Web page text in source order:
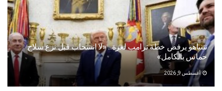
نتنياهو يرفض خطة ترامب لغزة.. «لا انسحاب قبل نزع سلاح
حماس بالكامل»
أغسطس 9, 2026